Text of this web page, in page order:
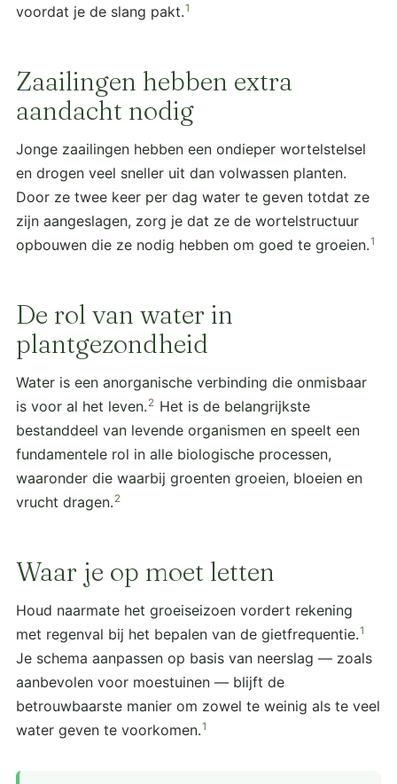
voordat je de slang pakt.1
Zaailingen hebben extra
aandacht nodig
Jonge zaailingen hebben een ondieper wortelstelsel
en drogen veel sneller uit dan volwassen planten.
Door ze twee keer per dag water te geven totdat ze
zijn aangeslagen, zorg je dat ze de wortelstructuur
opbouwen die ze nodig hebben om goed te groeien.1
De rol van water in
plantgezondheid
Water is een anorganische verbinding die onmisbaar
is voor al het leven. 2 Het is de belangrijkste
bestanddeel van levende organismen en speelt een
fundamentele rol in alle biologische processen,
waaronder die waarbij groenten groeien, bloeien en
vrucht dragen. 2
Waar je op moet letten
Houd naarmate het groeiseizoen vordert rekening
met regenval bij het bepalen van de gietfrequentie.1
Je schema aanpassen op basis van neerslag — zoals
aanbevolen voor moestuinen — blijft de
betrouwbaarste manier om zowel te weinig als te veel
water geven te voorkomen.1